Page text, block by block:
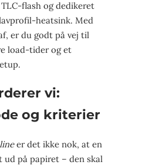
flash og dedikeret
heatsink. Med
er du godt på vej til
load-tider og et
vi:
og kriterier
er det ikke nok, at en
ud på papiret – den skal